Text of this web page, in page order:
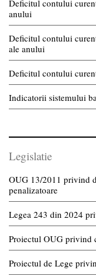
Deficitul contului
anului
Deficitul contului
ale anului
Deficitul contului
Indicatorii sistemului
Legislatie
OUG 13/2011 privind
penalizatoare
Legea 243 din 2024
Proiectul OUG privind
Proiectul de Lege